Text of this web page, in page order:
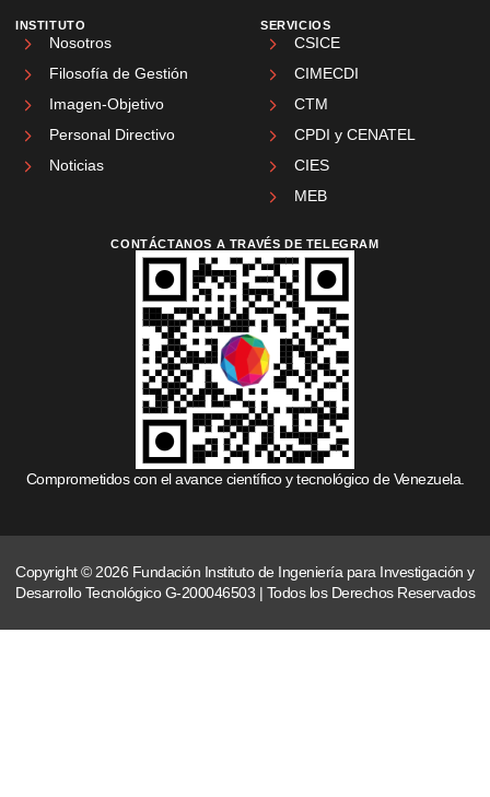
INSTITUTO
Nosotros
Filosofía de Gestión
Imagen-Objetivo
Personal Directivo
Noticias
SERVICIOS
CSICE
CIMECDI
CTM
CPDI y CENATEL
CIES
MEB
CONTÁCTANOS A TRAVÉS DE TELEGRAM
Comprometidos con el avance científico y tecnológico de Venezuela.
Copyright © 2026 Fundación Instituto de Ingeniería para Investigación y
Desarrollo Tecnológico G-200046503 | Todos los Derechos Reservados